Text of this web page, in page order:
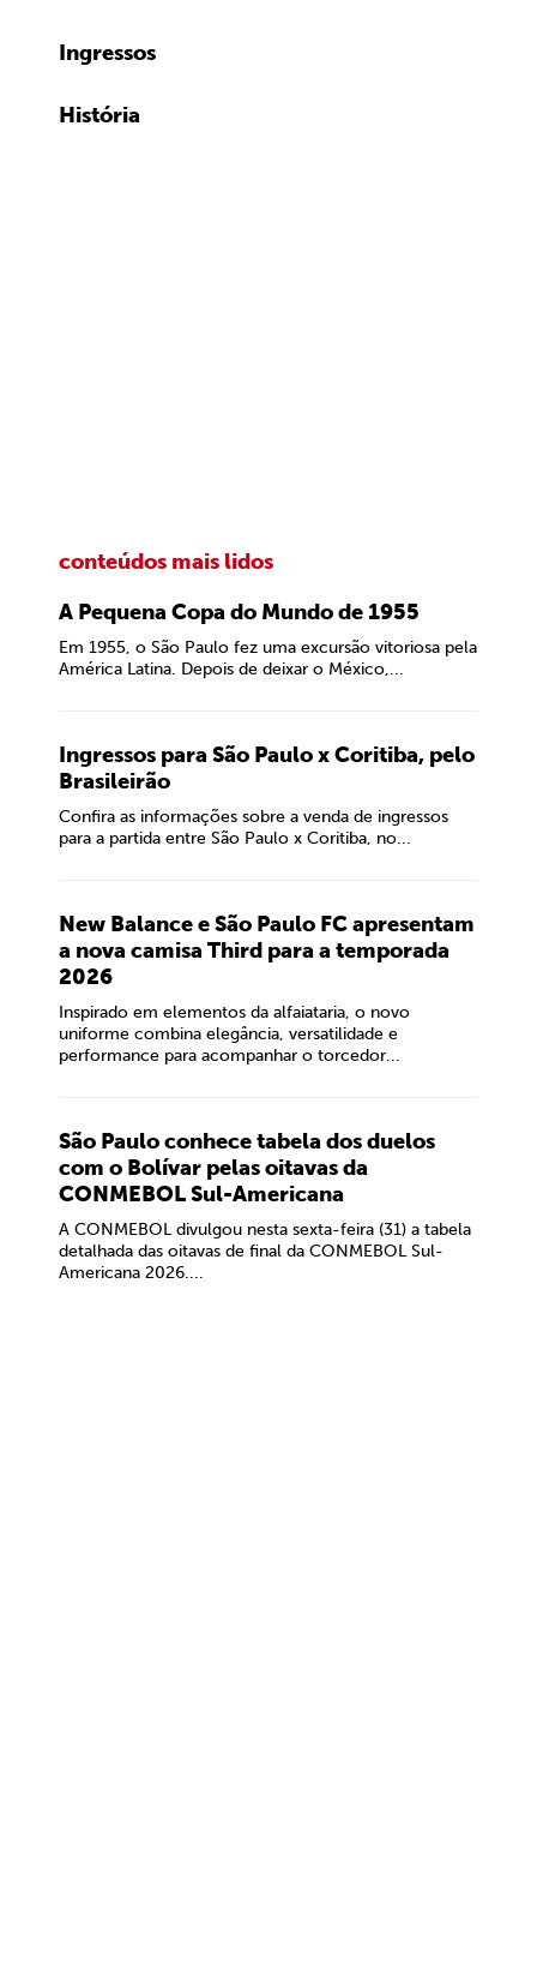
Ingressos
História
conteúdos mais lidos
A Pequena Copa do Mundo de 1955
Em 1955, o São Paulo fez uma excursão vitoriosa pela
América Latina. Depois de deixar o México,...
Ingressos para São Paulo x Coritiba, pelo
Brasileirão
Confira as informações sobre a venda de ingressos
para a partida entre São Paulo x Coritiba, no...
New Balance e São Paulo FC apresentam
a nova camisa Third para a temporada
2026
Inspirado em elementos da alfaiataria, o novo
uniforme combina elegância, versatilidade e
performance para acompanhar o torcedor...
São Paulo conhece tabela dos duelos
com o Bolívar pelas oitavas da
CONMEBOL Sul-Americana
A CONMEBOL divulgou nesta sexta-feira (31) a tabela
detalhada das oitavas de final da CONMEBOL Sul-
Americana 2026....